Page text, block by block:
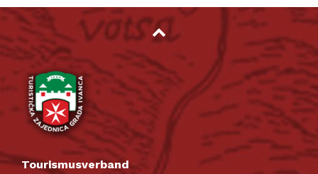
Tourismusverband